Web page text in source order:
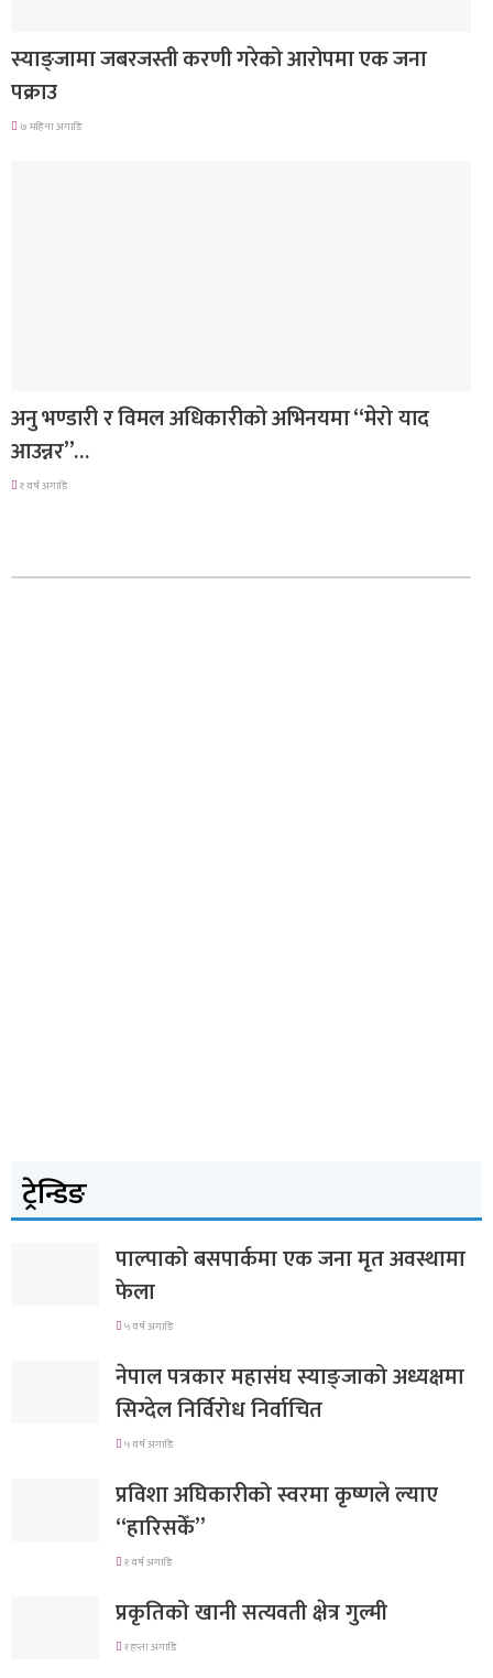
स्याङ्जामा जबरजस्ती करणी गरेको आरोपमा एक जना
पक्राउ
७ महिना अगाडि
अनु भण्डारी र विमल अधिकारीको अभिनयमा “मेरो याद
आउन्नर”…
१ वर्ष अगाडि
ट्रेन्डिङ
पाल्पाको बसपार्कमा एक जना मृत अवस्थामा
फेला
५ वर्ष अगाडि
नेपाल पत्रकार महासंघ स्याङ्जाको अध्यक्षमा
सिग्देल निर्विरोध निर्वाचित
५ वर्ष अगाडि
प्रविशा अघिकारीको स्वरमा कृष्णले ल्याए
“हारिसकेँ”
१ वर्ष अगाडि
प्रकृतिको खानी सत्यवती क्षेत्र गुल्मी
१ हप्ता अगाडि